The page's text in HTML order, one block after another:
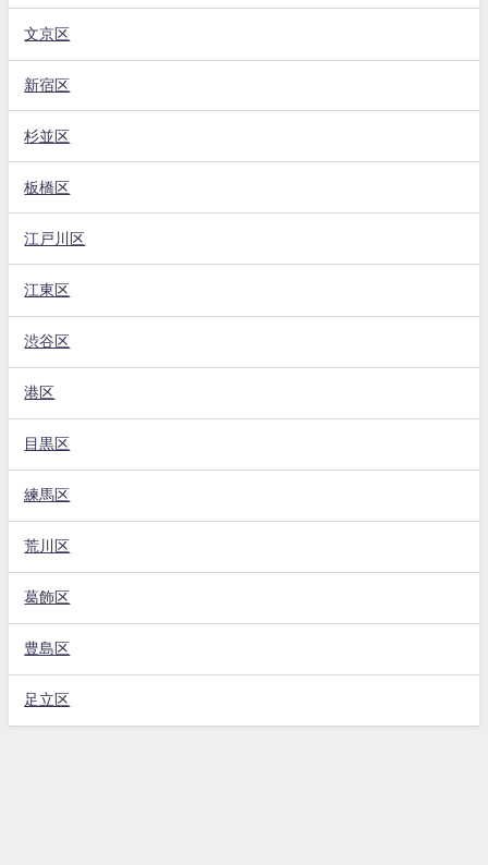
文京区
新宿区
杉並区
板橋区
江戸川区
江東区
渋谷区
港区
目黒区
練馬区
荒川区
葛飾区
豊島区
足立区